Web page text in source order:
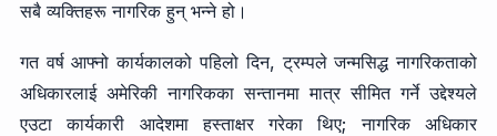
सबै व्यक्तिहरू नागरिक हुन् भन्ने हो।
गत वर्ष आफ्नो कार्यकालको पहिलो दिन, ट्रम्पले जन्मसिद्ध नागरिकताको
अधिकारलाई अमेरिकी नागरिकका सन्तानमा मात्र सीमित गर्ने उद्देश्यले
एउटा कार्यकारी आदेशमा हस्ताक्षर गरेका थिए; नागरिक अधिकार